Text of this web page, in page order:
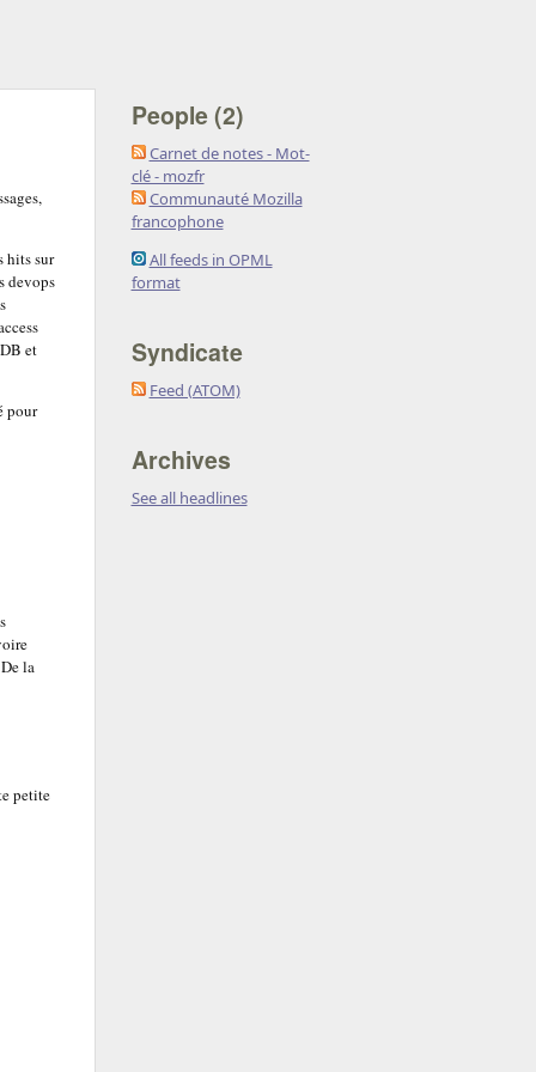
hits sur
devops
et
pour
la
petite
People (2)
Carnet de notes - Mot-
clé - mozfr
Communauté Mozilla
francophone
All feeds in OPML
format
Syndicate
Feed (ATOM)
Archives
See all headlines